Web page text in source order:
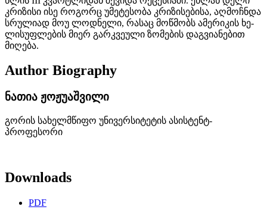
კრიზისი ისე როგორც უმეტესობა კრიზისებისა, აღმოჩნდა
სრულიად მოუ­ ლოდნელი, რასაც მოწმობს ამერიკის ხე­
ლისუფლების მიერ გარკვეული ზომების დაგვიანებით
მიღება.
Author Biography
ნათია ჟოჟუაშვილი
გორის სახელმწიფო უნივერსიტეტის ასისტენტ­
პროფესორი
Downloads
PDF